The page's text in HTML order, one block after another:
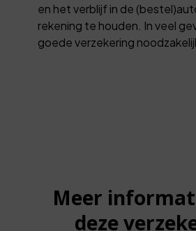
en het verblijf in de
rekening te houden. In veel
goede verzekering
Meer
deze